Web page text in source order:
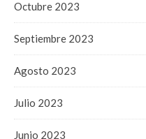
Octubre 2023
Septiembre 2023
Agosto 2023
Julio 2023
Junio 2023